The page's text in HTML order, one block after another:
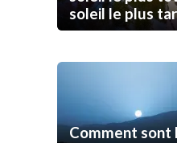
soleil le plus
Comment sont